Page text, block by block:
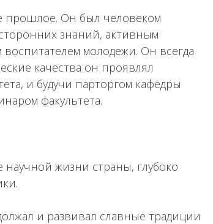
прошлое. Он был человеком
знаний, активным
молодежи. Он всегда
качества он проявлял
и будучи парторгом кафедры
факультета.
жизни страны, глубоко
и развивал славные традиции